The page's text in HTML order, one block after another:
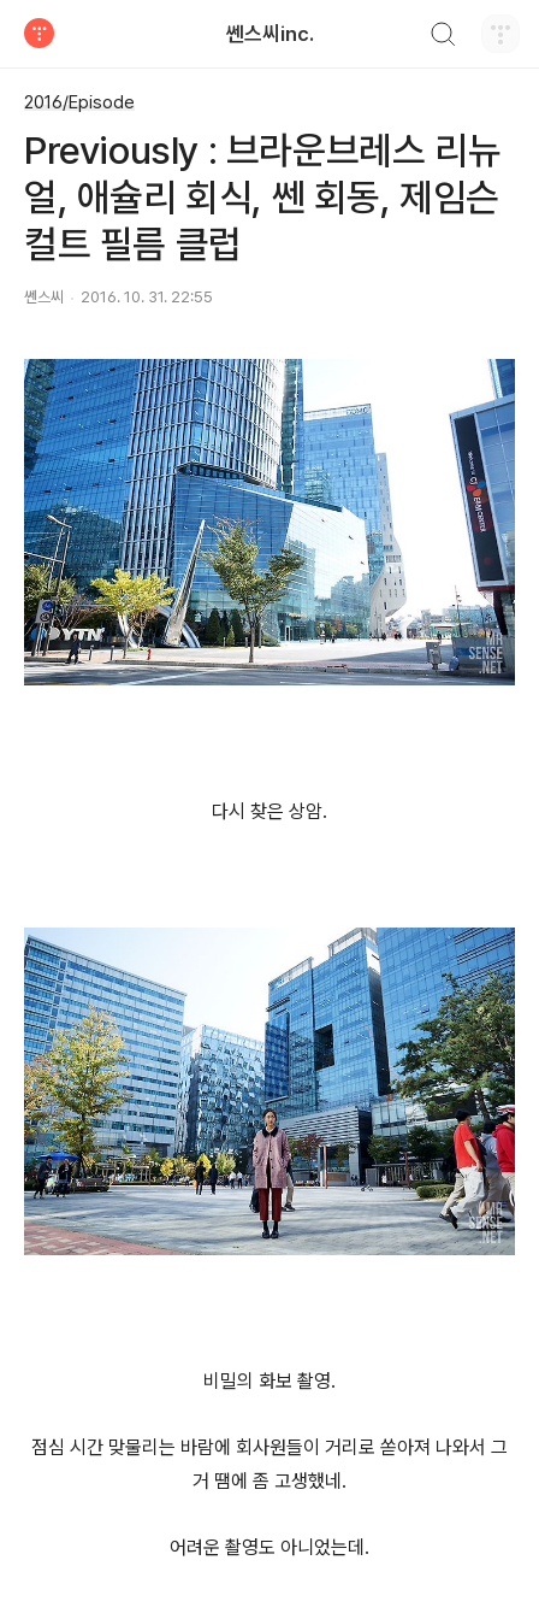
쎈스씨inc.
2016/Episode
Previously : 브라운브레스 리뉴
얼, 애슐리 회식, 쎈 회동, 제임슨
컬트 필름 클럽
쎈스씨 2016. 10. 31. 22:55
다시 찾은 상암.
비밀의 화보 촬영.
점심 시간 맞물리는 바람에 회사원들이 거리로 쏟아져 나와서 그
거 땜에 좀 고생했네.
어려운 촬영도 아니었는데.